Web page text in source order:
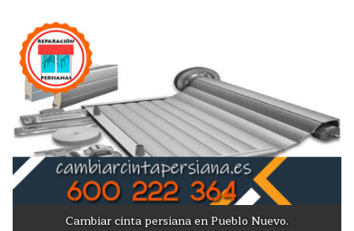
Cambiar cinta persiana en Pueblo Nuevo.